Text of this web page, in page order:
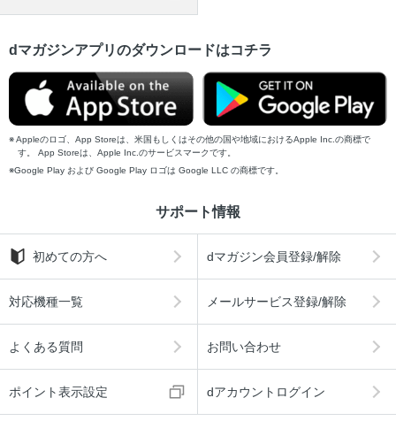
dマガジンアプリのダウンロードはコチラ
Appleのロゴ、App Storeは、米国もしくはその他の国や地域におけるApple Inc.の商標で
す。 App Storeは、Apple Inc.のサービスマークです。
Google Play および Google Play ロゴは Google LLC の商標です。
サポート情報
初めての方へ dマガジン会員登録/解除
対応機種一覧 メールサービス登録/解除
よくある質問 お問い合わせ
ポイント表示設定 dアカウントログイン